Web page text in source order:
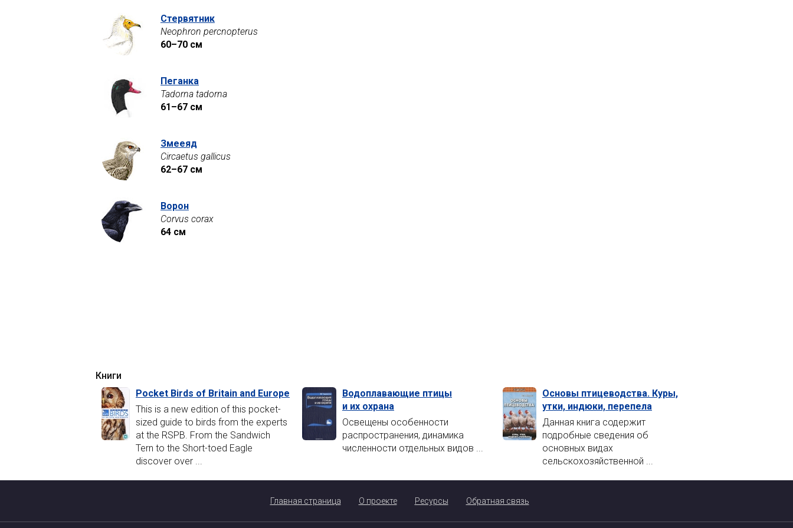
Стервятник
Neophron percnopterus
60–70 см
Пеганка
Tadorna tadorna
61–67 см
Змееяд
Circaetus gallicus
62–67 см
Ворон
Corvus corax
64 см
Книги
Pocket Birds of Britain and Europe
This is a new edition of this pocket-
sized guide to birds from the experts
at the RSPB. From the Sandwich
Tern to the Short-toed Eagle
discover over ...
Водоплавающие птицы
и их охрана
Освещены особенности
распространения, динамика
численности отдельных видов ...
Основы птицеводства. Куры,
утки, индюки, перепела
Данная книга содержит
подробные сведения об
основных видах
сельскохозяйственной ...
Главная страница О проекте Ресурсы Обратная связь